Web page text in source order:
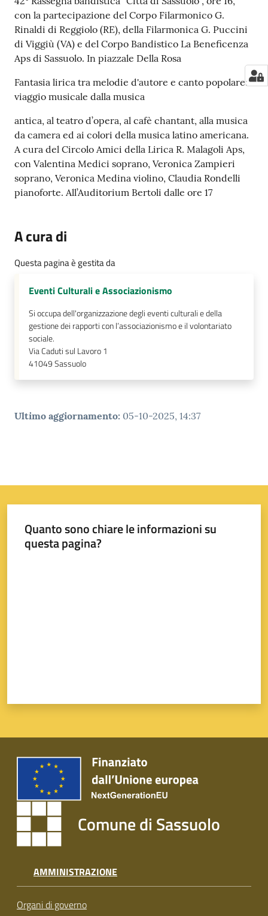
con la partecipazione del Corpo Filarmonico G.
Rinaldi di Reggiolo (RE), della Filarmonica G. Puccini
di Viggiù (VA) e del Corpo Bandistico La Beneficenza
Aps di Sassuolo. In piazzale Della Rosa
Fantasia lirica tra melodie d'autore e canto popolare:
viaggio musicale dalla musica
antica, al teatro d’opera, al cafè chantant, alla musica
da camera ed ai colori della musica latino americana.
A cura del Circolo Amici della Lirica R. Malagoli Aps,
con Valentina Medici soprano, Veronica Zampieri
soprano, Veronica Medina violino, Claudia Rondelli
pianoforte. All’Auditorium Bertoli dalle ore 17
A cura di
Questa pagina è gestita da
Eventi Culturali e Associazionismo
Si occupa dell'organizzazione degli eventi culturali e della
gestione dei rapporti con l’associazionismo e il volontariato
sociale.
Via Caduti sul Lavoro 1
41049Sassuolo
Ultimo aggiornamento: 05-10-2025, 14:37
Quanto sono chiare le informazioni su
questa pagina?
Comune di Sassuolo
AMMINISTRAZIONE
Organi di governo